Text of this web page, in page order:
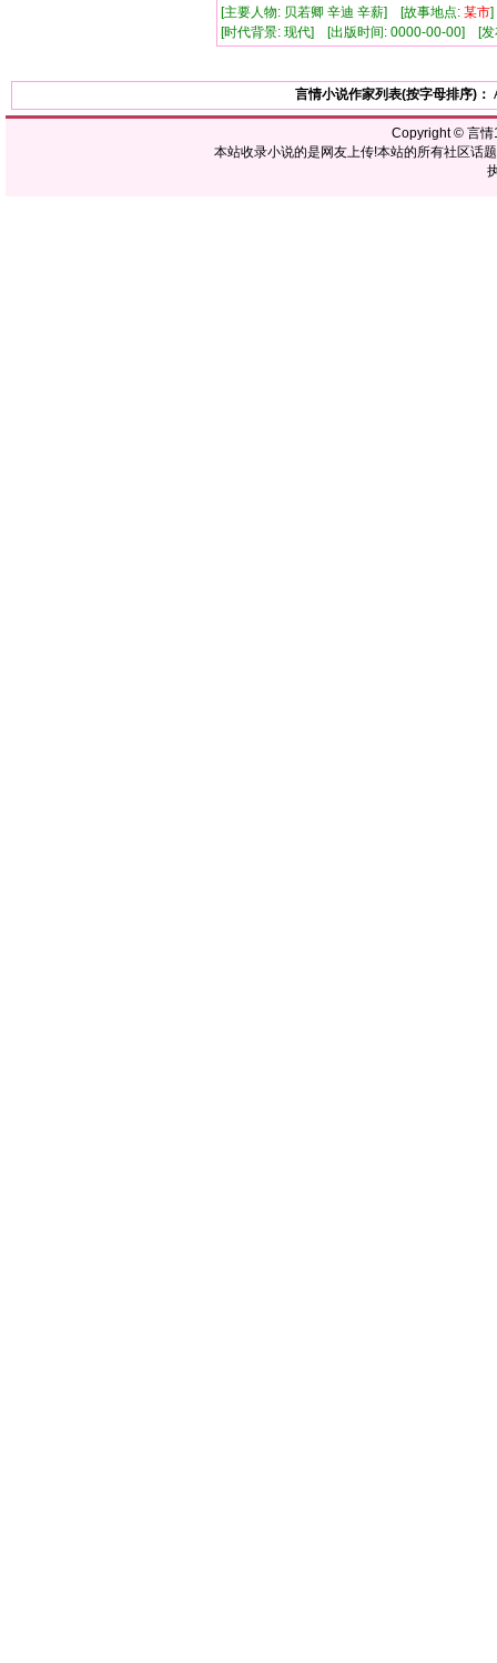
[主要人物: 贝若卿 辛迪 辛薪] [故事地点: 某市
[时代背景: 现代] [出版时间: 0000-00-00] [
言情小说作家列表(按字母排序)：
Copyright © 言情
本站收录小说的是网友上传!本站的所有社区话